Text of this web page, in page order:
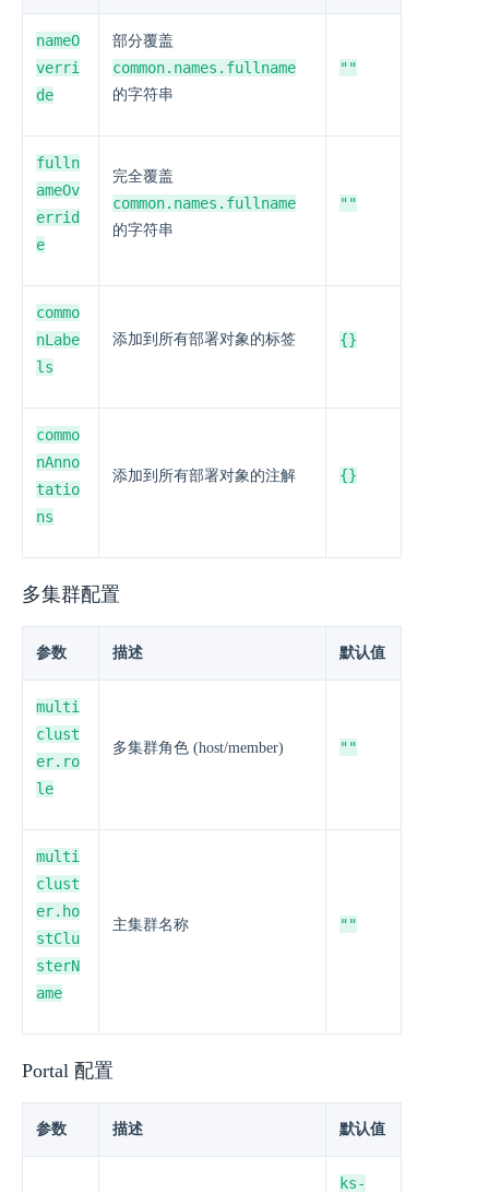
nameO
verri
de
部分覆盖
common.names.fullname
的字符串
""
fulln
ameOv
errid
e
完全覆盖
common.names.fullname
的字符串
""
commo
nLabe
ls
添加到所有部署对象的标签 {}
commo
nAnno
tatio
ns
添加到所有部署对象的注解 {}
多集群配置
参数 描述 默认值
multi
clust
er.ro
le
多集群角色 (host/member) ""
multi
clust
er.ho
stClu
sterN
ame
主集群名称 ""
Portal 配置
参数 描述 默认值
ks-